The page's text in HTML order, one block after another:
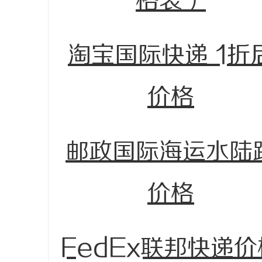
淘宝国际快递 1折
价格
邮政国际海运水陆
价格
FedEx联邦快递价